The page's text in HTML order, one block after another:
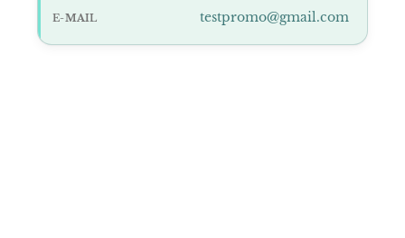
E-MAIL testpromo@gmail.com